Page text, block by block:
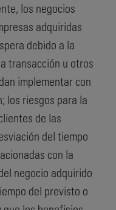
los negocios
adquiridas
debido a la
transacción u otros
implementar con
los riesgos para la
de las
del tiempo
con la
negocio adquirido
del previsto o